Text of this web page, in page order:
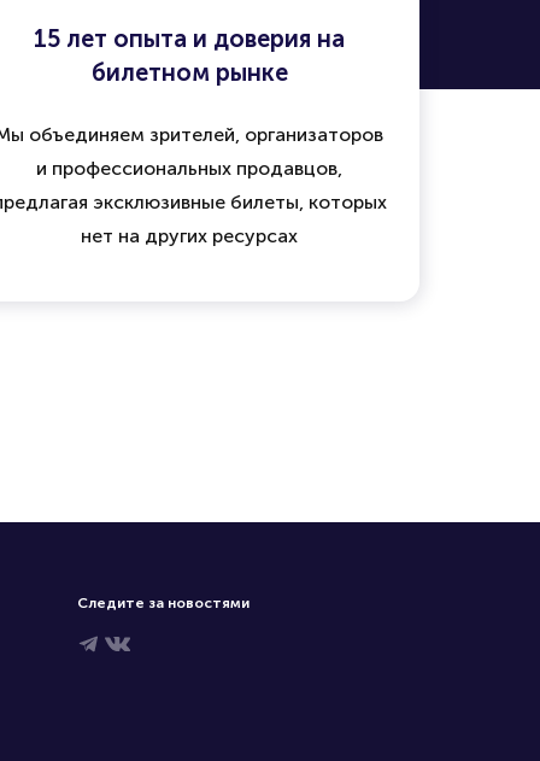
15 лет опыта и доверия на
билетном рынке
объединяем зрителей, организаторов
и профессиональных продавцов,
эксклюзивные билеты, которых
нет на других ресурсах
Следите за новостями